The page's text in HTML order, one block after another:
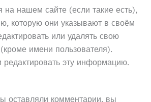
на нашем сайте (если такие есть),
которую они указывают в своём
или удалять свою
имени пользователя).
редактировать эту информацию.
оставляли комментарии, вы